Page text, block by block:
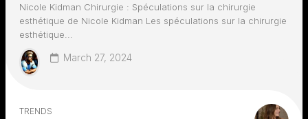
Nicole Kidman Chirurgie : Spéculations sur la chirurgie
esthétique de Nicole Kidman Les spéculations sur la chirurgie
esthétique...
March 27, 2024
TRENDS